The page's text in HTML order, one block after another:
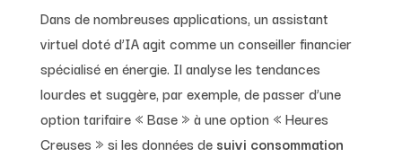
Dans de nombreuses applications, un assistant
virtuel doté d’IA agit comme un conseiller financier
spécialisé en énergie. Il analyse les tendances
lourdes et suggère, par exemple, de passer d’une
option tarifaire « Base » à une option « Heures
Creuses » si les données de suivi consommation